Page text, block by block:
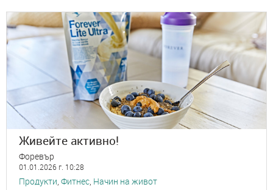
Живейте активно!
Форевър
01.01.2026 г. 10:28
Продукти, Фитнес, Начин на живот